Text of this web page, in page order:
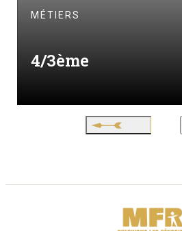
MÉTIERS
4/3ème